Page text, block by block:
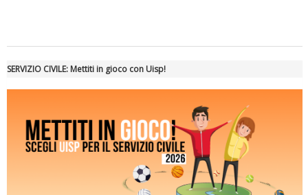
Tiziano Pesce a Radio InBlu2000 traccia il bilancio della stagione
SERVIZIO CIVILE: Mettiti in gioco con Uisp!